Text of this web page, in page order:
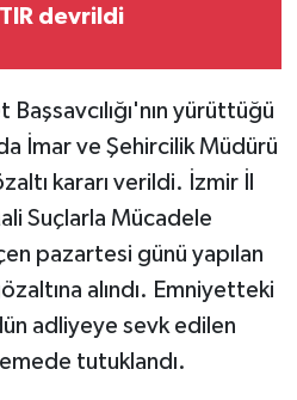
TIR devrildi
yürüttüğü
İmar ve Şehircilik Müdürü
kararı verildi. İzmir İl
Suçlarla Mücadele
pazartesi günü yapılan
alındı. Emniyetteki
adliyeye sevk edilen
tutuklandı.